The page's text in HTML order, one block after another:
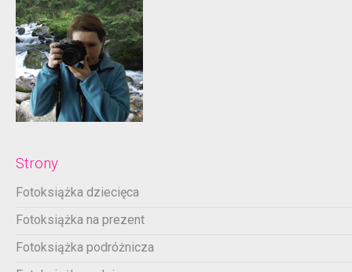
Strony
Fotoksiążka dziecięca
Fotoksiążka na prezent
Fotoksiążka podróżnicza